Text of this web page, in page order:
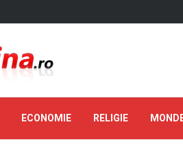
ECONOMIE RELIGIE